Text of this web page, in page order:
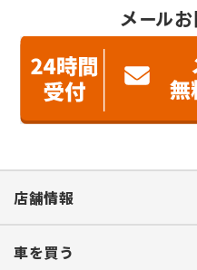
メール
店舗情報
車を買う